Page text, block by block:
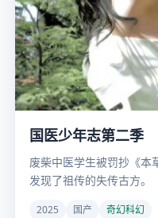
国医少年志第二季
废柴中医学生被罚抄《本
发现了祖传的失传古方。
2025 国产 奇幻科幻